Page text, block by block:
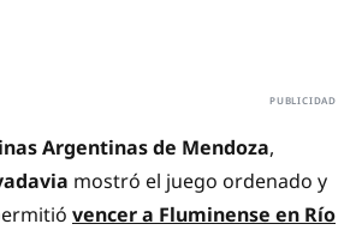
Argentinas de Mendoza,
mostró el juego ordenado y
vencer a Fluminense en Río